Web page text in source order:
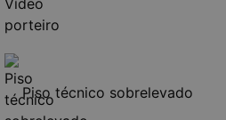
Piso técnico sobrelevado